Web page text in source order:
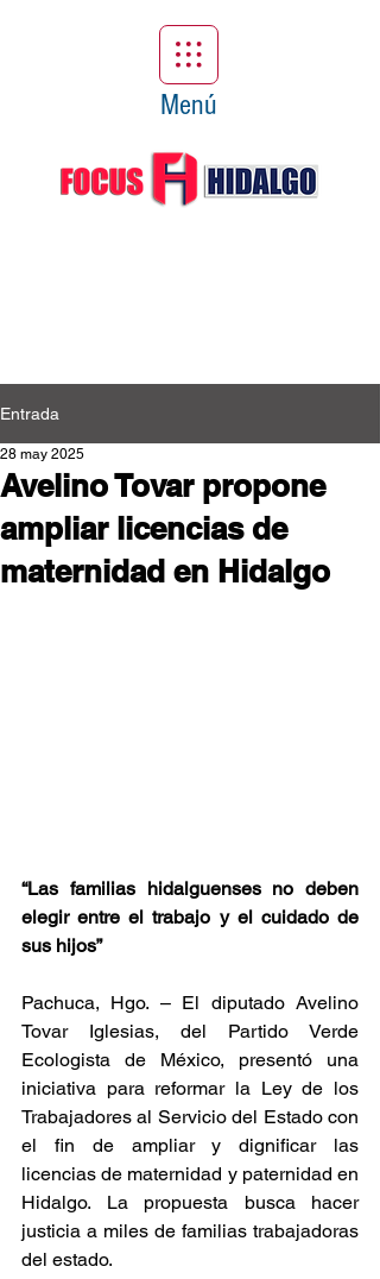
Menú
Entrada
Avelino Tovar propone
ampliar licencias de
maternidad en Hidalgo
28 may 2025
“Las familias hidalguenses no deben
elegir entre el trabajo y el cuidado de
sus hijos”
Pachuca, Hgo. – El diputado Avelino
Tovar Iglesias, del Partido Verde
Ecologista de México, presentó una
iniciativa para reformar la Ley de los
Trabajadores al Servicio del Estado con
el fin de ampliar y dignificar las
licencias de maternidad y paternidad en
Hidalgo. La propuesta busca hacer
justicia a miles de familias trabajadoras
del estado.